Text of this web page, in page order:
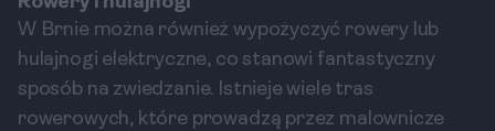
W Brnie można również wypożyczyć rowery lub
hulajnogi elektryczne, co stanowi fantastyczny
sposób na zwiedzanie. Istnieje wiele tras
rowerowych, które prowadzą przez malownicze